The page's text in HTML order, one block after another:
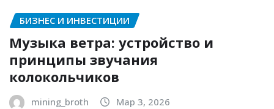
БИЗНЕС И ИНВЕСТИЦИИ
Музыка ветра: устройство и
принципы звучания
колокольчиков
mining_broth Мар 3, 2026